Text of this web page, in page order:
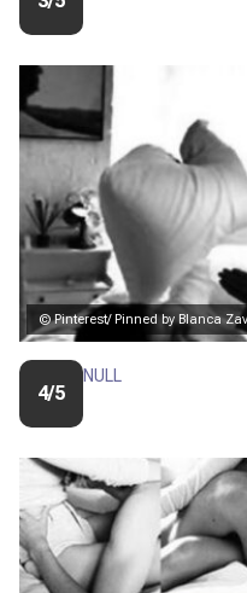
© Pinterest/ Pinned by Blanca
4/5
NULL